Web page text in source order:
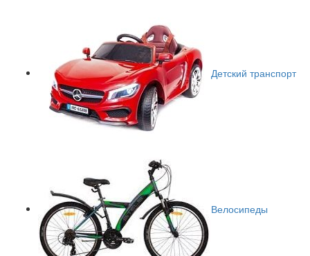
Детский транспорт
Велосипеды